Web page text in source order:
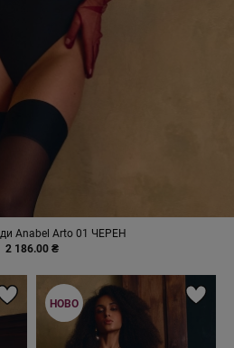
Anabel Arto 01 ЧЕРЕН
2 186.00 ₴
НОВО